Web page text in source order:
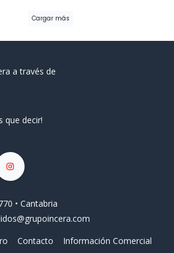
Cargar más
a través de
que decir!
• Cantabria
Contacto Información Comercial